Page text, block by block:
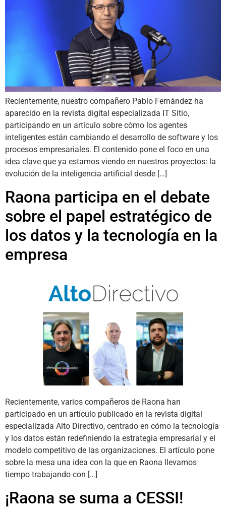
Recientemente, nuestro compañero Pablo Fernández ha
aparecido en la revista digital especializada IT Sitio,
participando en un artículo sobre cómo los agentes
inteligentes están cambiando el desarrollo de software y los
procesos empresariales. El contenido pone el foco en una
idea clave que ya estamos viendo en nuestros proyectos: la
evolución de la inteligencia artificial desde […]
Raona participa en el debate
sobre el papel estratégico de
los datos y la tecnología en la
empresa
Recientemente, varios compañeros de Raona han
participado en un artículo publicado en la revista digital
especializada Alto Directivo, centrado en cómo la tecnología
y los datos están redefiniendo la estrategia empresarial y el
modelo competitivo de las organizaciones. El artículo pone
sobre la mesa una idea con la que en Raona llevamos
tiempo trabajando con […]
¡Raona se suma a CESSI!